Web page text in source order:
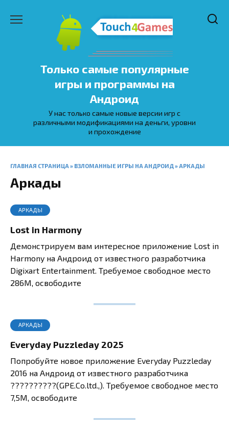
Только самые популярные
игры и программы на
Андроид
У нас только самые новые версии игр с
различными модификациями на деньги, уровни
и прохождение
ГЛАВНАЯ СТРАНИЦА» ВЗЛОМАННЫЕ ИГРЫ НА АНДРОИД»АРКАДЫ
Аркады
АРКАДЫ
Lost in Harmony
Демонстрируем вам интересное приложение Lost in
Harmony на Андроид от известного разработчика
Digixart Entertainment. Требуемое свободное место
286M, освободите
АРКАДЫ
Everyday Puzzleday 2025
Попробуйте новое приложение Everyday Puzzleday
2016 на Андроид от известного разработчика
??????????(GPE.Co.ltd.,). Требуемое свободное место
7,5M, освободите